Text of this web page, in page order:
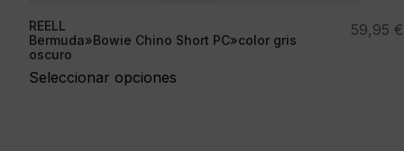
REELL
Bermuda»Bowie Chino Short PC»color gris
oscuro
Seleccionar opciones
59,95 €